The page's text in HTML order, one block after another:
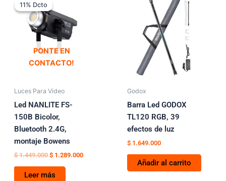
11% Dcto
PONTE EN
CONTACTO!
11% Dcto
Luces Para Video
Led NANLITE FS-
150B Bicolor,
Bluetooth 2.4G,
montaje Bowens
$1.449.000
original
era:
$ 1.449.000.
$1.289.000
Leer más
Godox
Barra Led GODOX
TL120 RGB, 39
efectos de luz
$1.649.000
Añadir al carrito